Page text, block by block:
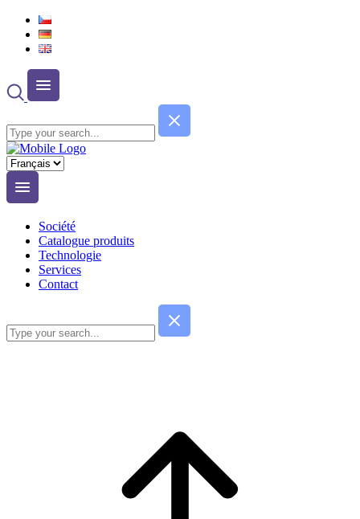
Choisir
une
langue
Société
Catalogue produits
Technologie
Services
Contact